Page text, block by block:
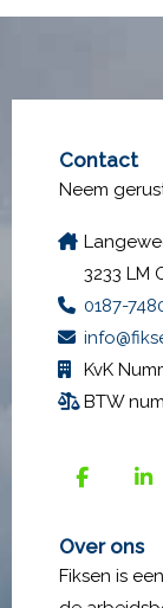
Contact
Neem
3233 LM
0187-
KvK
BTW
Over ons
Fiksen is